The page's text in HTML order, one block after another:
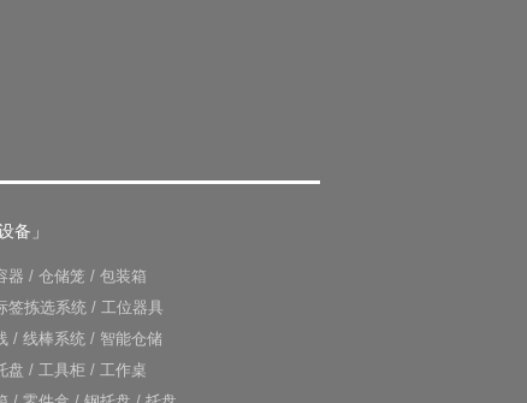
备」
器 / 仓储笼 / 包装箱
签拣选系统 / 工位器具
/ 线棒系统 / 智能仓储
盘 / 工具柜 / 工作桌